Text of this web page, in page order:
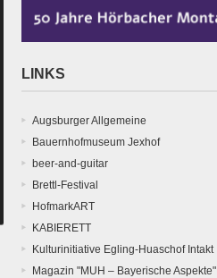
LINKS
Augsburger Allgemeine
Bauernhofmuseum Jexhof
beer-and-guitar
Brettl-Festival
HofmarkART
KABIERETT
Kulturinitiative Egling-Huaschof Intakt
Magazin "MUH – Bayerische Aspekte"